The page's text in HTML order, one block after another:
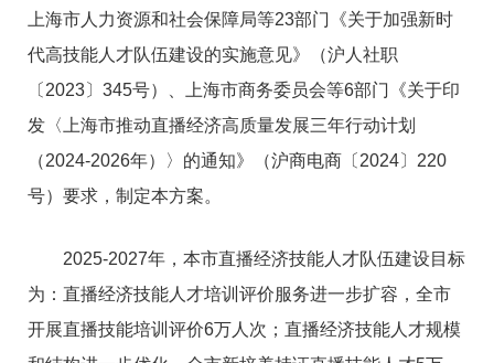
上海市人力资源和社会保障局等23部门《关于加强新时
代高技能人才队伍建设的实施意见》（沪人社职
〔2023〕345号）、上海市商务委员会等6部门《关于印
发〈上海市推动直播经济高质量发展三年行动计划
（2024-2026年）〉的通知》（沪商电商〔2024〕220
号）要求，制定本方案。
2025-2027年，本市直播经济技能人才队伍建设目标
为：直播经济技能人才培训评价服务进一步扩容，全市
开展直播技能培训评价6万人次；直播经济技能人才规模